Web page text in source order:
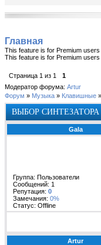
Главная
This feature is for Premium users
This feature is for Premium users
Страница 1 из 1
1
Модератор форума: Artur
Форум » Музыка » Клавишные »
ВЫБОР СИНТЕЗАТОРА
Gala
Группа: Пользователи
Сообщений: 1
Репутация: 0
Замечания: 0%
Статус: Offline
Artur